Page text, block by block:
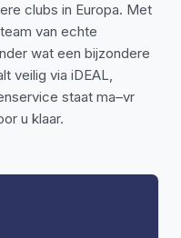
clubs in Europa. Met
van echte
wat een bijzondere
veilig via iDEAL,
staat ma–vr
u klaar.